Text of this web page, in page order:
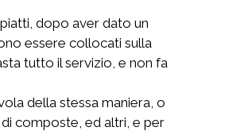
dopo aver dato un
essere collocati sulla
tutto il servizio, e non fa
della stessa maniera, o
composte, ed altri, e per